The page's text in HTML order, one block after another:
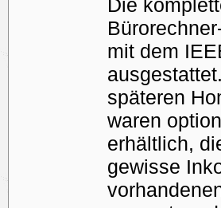
Die
mit dem
späteren
waren
erhältlich,
gewisse